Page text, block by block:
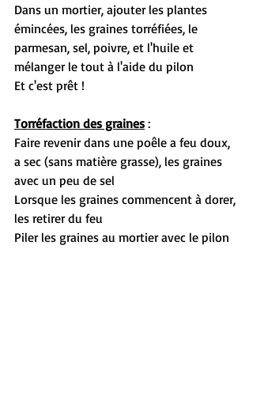
Dans un mortier, ajouter les plantes
émincées, les graines torréfiées, le
parmesan, sel, poivre, et l'huile et
mélanger le tout à l'aide du pilon
Et c'est prêt !
Torréfaction des graines :
Faire revenir dans une poêle a feu doux,
a sec (sans matière grasse), les graines
avec un peu de sel
Lorsque les graines commencent à dorer,
les retirer du feu
Piler les graines au mortier avec le pilon